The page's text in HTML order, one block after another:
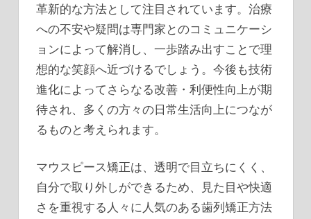
革新的な方法として注目されています。治療
への不安や疑問は専門家とのコミュニケーシ
ョンによって解消し、一歩踏み出すことで理
想的な笑顔へ近づけるでしょう。今後も技術
進化によってさらなる改善・利便性向上が期
待され、多くの方々の日常生活向上につなが
るものと考えられます。
マウスピース矯正は、透明で目立ちにくく、
自分で取り外しができるため、見た目や快適
さを重視する人々に人気のある歯列矯正方法